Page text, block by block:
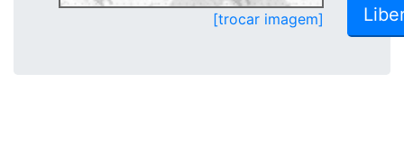
[trocar imagem]